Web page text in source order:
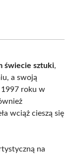
świecie sztuki,
a swoją
1997 roku w
wciąż cieszą się
na